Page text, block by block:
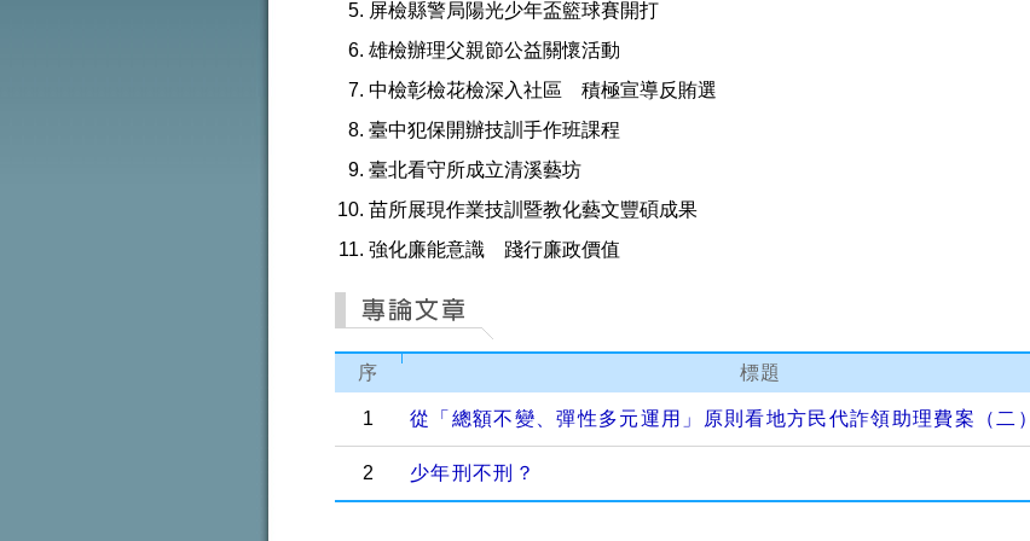
屏檢縣警局陽光少年盃籃球賽開打
雄檢辦理父親節公益關懷活動
中檢彰檢花檢深入社區 積極宣導反賄選
臺中犯保開辦技訓手作班課程
臺北看守所成立清溪藝坊
苗所展現作業技訓暨教化藝文豐碩成果
強化廉能意識 踐行廉政價值
序 標題
1 從「總額不變、彈性多元運用」原則看地方民代詐領助理費案（二）
2 少年刑不刑？